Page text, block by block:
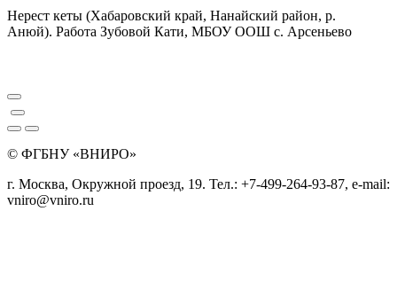
Нерест кеты (Хабаровский край, Нанайский район, р.
Анюй). Работа Зубовой Кати, МБОУ ООШ с. Арсеньево
© ФГБНУ «ВНИРО»
г. Москва, Окружной проезд, 19. Тел.: +7-499-264-93-87, e-mail:
vniro@vniro.ru